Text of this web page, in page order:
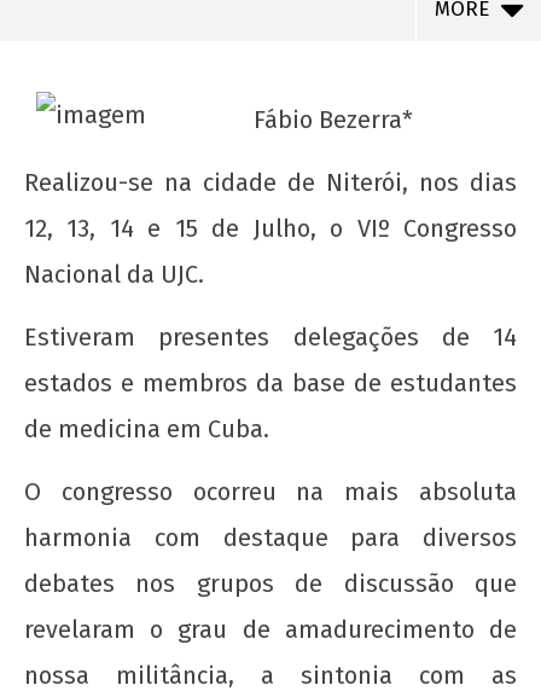
MORE
NOW VIEWING
União da Juventude Comunista – VI Congresso
22 de
agosto
de
2012
admin
Fábio Bezerra*
Realizou-se na cidade de Niterói, nos dias
12, 13, 14 e 15 de Julho, o VIº Congresso
Nacional da UJC.
Estiveram presentes delegações de 14
estados e membros da base de estudantes
de medicina em Cuba.
O congresso ocorreu na mais absoluta
harmonia com destaque para diversos
debates nos grupos de discussão que
revelaram o grau de amadurecimento de
nossa militância, a sintonia com as